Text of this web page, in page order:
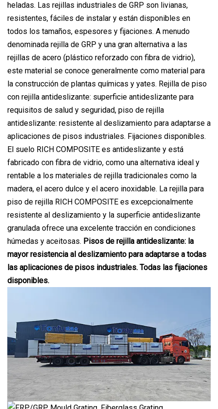
heladas. Las rejillas industriales de GRP son livianas,
resistentes, fáciles de instalar y están disponibles en
todos los tamaños, espesores y fijaciones. A menudo
denominada rejilla de GRP y una gran alternativa a las
rejillas de acero (plástico reforzado con fibra de vidrio),
este material se conoce generalmente como material para
la construcción de plantas químicas y yates. Rejilla de piso
con rejilla antideslizante: superficie antideslizante para
requisitos de salud y seguridad, piso de rejilla
antideslizante: resistente al deslizamiento para adaptarse a
aplicaciones de pisos industriales. Fijaciones disponibles.
El suelo RICH COMPOSITE es antideslizante y está
fabricado con fibra de vidrio, como una alternativa ideal y
rentable a los materiales de rejilla tradicionales como la
madera, el acero dulce y el acero inoxidable. La rejilla para
piso de rejilla RICH COMPOSITE es excepcionalmente
resistente al deslizamiento y la superficie antideslizante
granulada ofrece una excelente tracción en condiciones
húmedas y aceitosas. Pisos de rejilla antideslizante: la
mayor resistencia al deslizamiento para adaptarse a todas
las aplicaciones de pisos industriales. Todas las fijaciones
disponibles.